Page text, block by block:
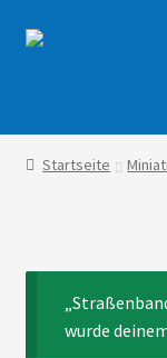
Zur
Zum
Shop
Startseite
wurde